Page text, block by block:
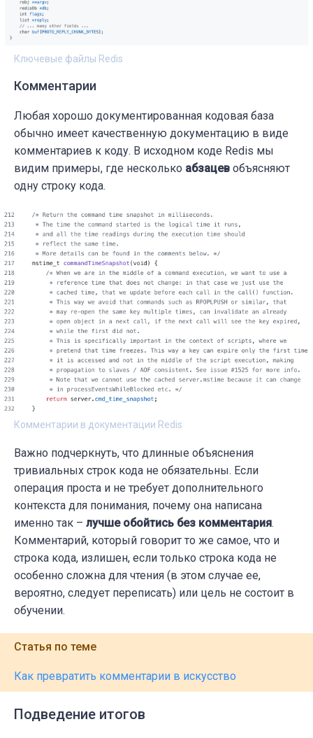
Ключевые файлы Redis
Комментарии
Любая хорошо документированная кодовая база
обычно имеет качественную документацию в виде
комментариев к коду. В исходном коде Redis мы
видим примеры, где несколько абзацев объясняют
одну строку кода.
Комментарии в документации Redis
Важно подчеркнуть, что длинные объяснения
тривиальных строк кода не обязательны. Если
операция проста и не требует дополнительного
контекста для понимания, почему она написана
именно так – лучше обойтись без комментария.
Комментарий, который говорит то же самое, что и
строка кода, излишен, если только строка кода не
особенно сложна для чтения (в этом случае ее,
вероятно, следует переписать) или цель не состоит в
обучении.
Статья по теме
Как превратить комментарии в искусство
Подведение итогов